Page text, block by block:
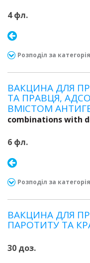
4 фл.
Розподіл за
ВАКЦИНА ДЛЯ
ТА ПРАВЦЯ,
ВМІСТОМ
combinations with
6 фл.
Розподіл за
ВАКЦИНА ДЛЯ
ПАРОТИТУ ТА
30 доз.